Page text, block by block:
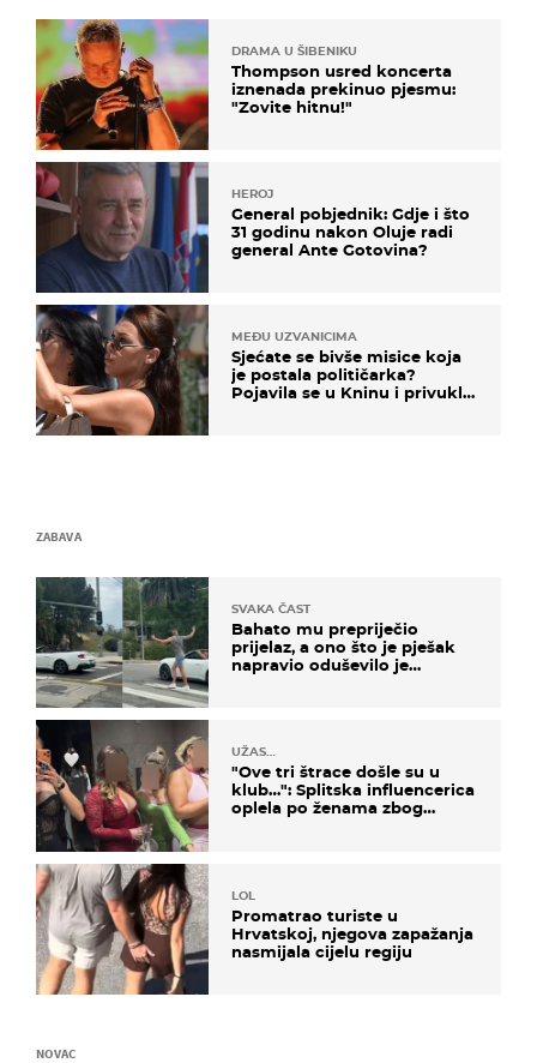
DRAMA U ŠIBENIKU
Thompson usred koncerta
iznenada prekinuo pjesmu:
"Zovite hitnu!"
HEROJ
General pobjednik: Gdje i što
31 godinu nakon Oluje radi
general Ante Gotovina?
MEĐU UZVANICIMA
Sjećate se bivše misice koja
je postala političarka?
Pojavila se u Kninu i privukla
ZABAVA
SVAKA ČAST
Bahato mu prepriječio
prijelaz, a ono što je pješak
napravio oduševilo je
UŽAS…
"Ove tri štrace došle su u
klub…": Splitska influencerica
oplela po ženama zbog
LOL
Promatrao turiste u
Hrvatskoj, njegova zapažanja
nasmijala cijelu regiju
NOVAC